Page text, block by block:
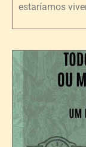
estaríamos